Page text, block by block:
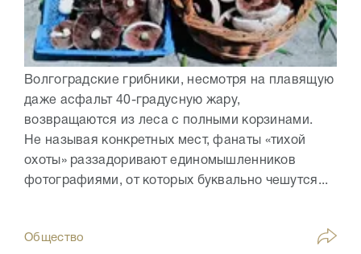
Волгоградские грибники, несмотря на плавящую
даже асфальт 40-градусную жару,
возвращаются из леса с полными корзинами.
Не называя конкретных мест, фанаты «тихой
охоты» раззадоривают единомышленников
фотографиями, от которых буквально чешутся...
Общество